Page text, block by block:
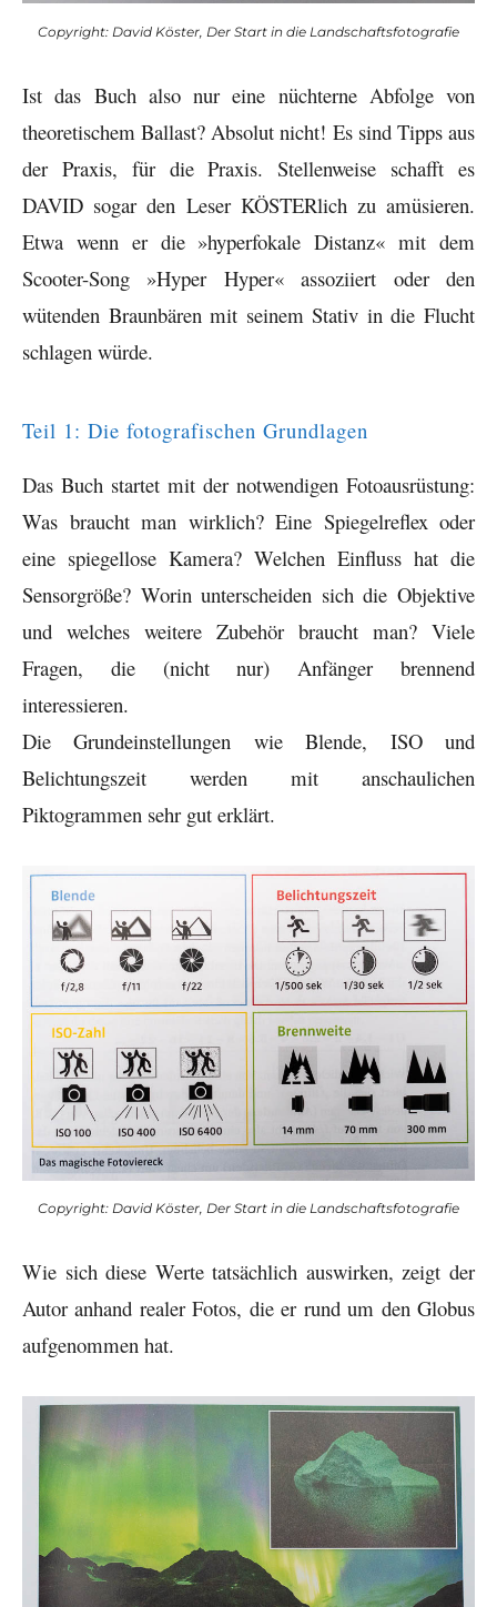
Copyright: David Köster, Der Start in die Landschaftsfotografie
Ist das Buch also nur eine nüchterne Abfolge von
theoretischem Ballast? Absolut nicht! Es sind Tipps aus
der Praxis, für die Praxis. Stellenweise schafft es
DAVID sogar den Leser KÖSTERlich zu amüsieren.
Etwa wenn er die »hyperfokale Distanz« mit dem
Scooter-Song »Hyper Hyper« assoziiert oder den
wütenden Braunbären mit seinem Stativ in die Flucht
schlagen würde.
Teil 1: Die fotografischen Grundlagen
Das Buch startet mit der notwendigen Fotoausrüstung:
Was braucht man wirklich? Eine Spiegelreflex oder
eine spiegellose Kamera? Welchen Einfluss hat die
Sensorgröße? Worin unterscheiden sich die Objektive
und welches weitere Zubehör braucht man? Viele
Fragen, die (nicht nur) Anfänger brennend
interessieren.
Die Grundeinstellungen wie Blende, ISO und
Belichtungszeit werden mit anschaulichen
Piktogrammen sehr gut erklärt.
Copyright: David Köster, Der Start in die Landschaftsfotografie
Wie sich diese Werte tatsächlich auswirken, zeigt der
Autor anhand realer Fotos, die er rund um den Globus
aufgenommen hat.